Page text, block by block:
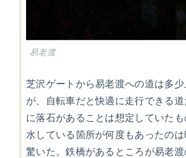
易老渡
芝沢ゲートから易老渡への道は多少
が、自転車だと快適に走行できる
に落石があることは想定していた
水している箇所が何度もあったの
驚いた。鉄橋があるところが易老